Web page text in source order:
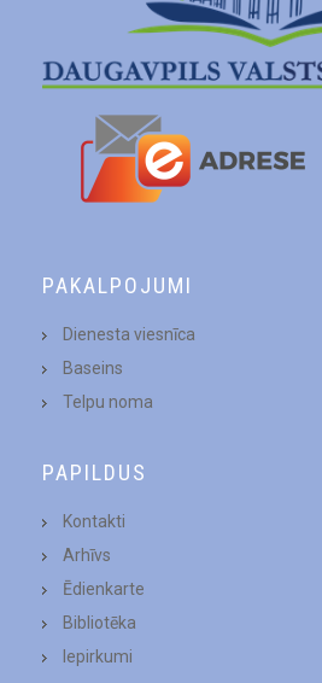
PAKALPOJUMI
Dienesta viesnīca
Baseins
Telpu noma
PAPILDUS
Kontakti
Arhīvs
Ēdienkarte
Bibliotēka
Iepirkumi